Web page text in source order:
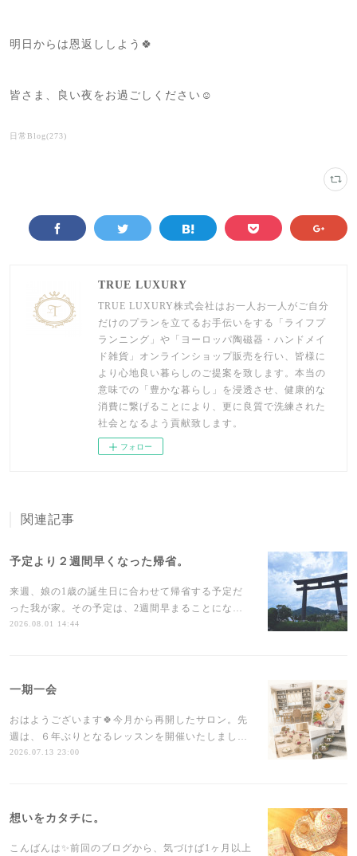
明日からは恩返ししよう🍀
皆さま、良い夜をお過ごしください☺️
日常Blog(273)
TRUE LUXURY
TRUE LUXURY株式会社はお一人お一人がご自分
だけのプランを立てるお手伝いをする「ライフプ
ランニング」や「ヨーロッパ陶磁器・ハンドメイ
ド雑貨」オンラインショップ販売を行い、皆様に
より心地良い暮らしのご提案を致します。本当の
意味での「豊かな暮らし」を浸透させ、健康的な
消費に繋げることにより、更に良質で洗練された
社会となるよう貢献致します。
フォロー
関連記事
予定より２週間早くなった帰省。
来週、娘の1歳の誕生日に合わせて帰省する予定だ
った我が家。その予定は、2週間早まることにな…
2026.08.01 14:44
一期一会
おはようございます🍀今月から再開したサロン。先
週は、６年ぶりとなるレッスンを開催いたしまし…
2026.07.13 23:00
想いをカタチに。
こんばんは✨前回のブログから、気づけば1ヶ月以上